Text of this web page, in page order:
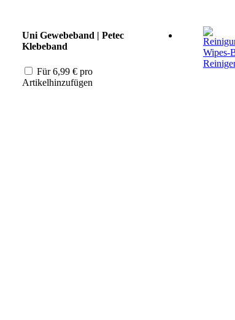
Uni Gewebeband | Petec
Klebeband
Für6,99€ pro
Artikelhinzufügen